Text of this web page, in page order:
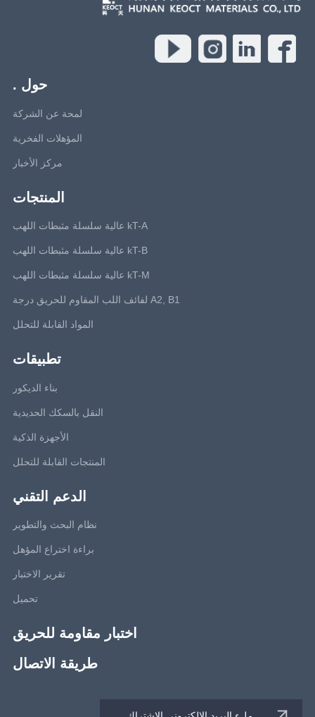
حول .
لمحة عن الشركة
المؤهلات الفخرية
مركز الأخبار
المنتجات
kT-A عالية سلسلة مثبطات اللهب
kT-B عالية سلسلة مثبطات اللهب
kT-M عالية سلسلة مثبطات اللهب
A2, B1 لفائف اللب المقاوم للحريق درجة
المواد القابلة للتحلل
تطبيقات
بناء الديكور
النقل بالسكك الحديدية
الأجهزة الذكية
المنتجات القابلة للتحلل
الدعم التقني
نظام البحث والتطوير
براءة اختراع المؤهل
تقرير الاختبار
تحميل
اختبار مقاومة للحريق
طريقة الاتصال